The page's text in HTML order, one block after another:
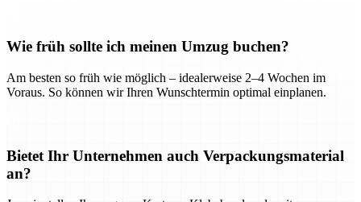
Wie früh sollte ich meinen Umzug buchen?
Am besten so früh wie möglich – idealerweise 2–4 Wochen im
Voraus. So können wir Ihren Wunschtermin optimal einplanen.
Bietet Ihr Unternehmen auch Verpackungsmaterial
an?